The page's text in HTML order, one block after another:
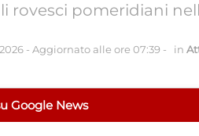
rovesci pomeridiani
- Aggiornato alle ore 07:39 - in
Google News